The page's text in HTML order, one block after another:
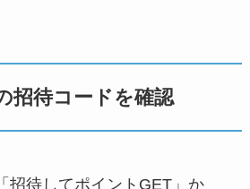
招待コードを確認
招待してポイントGET」か